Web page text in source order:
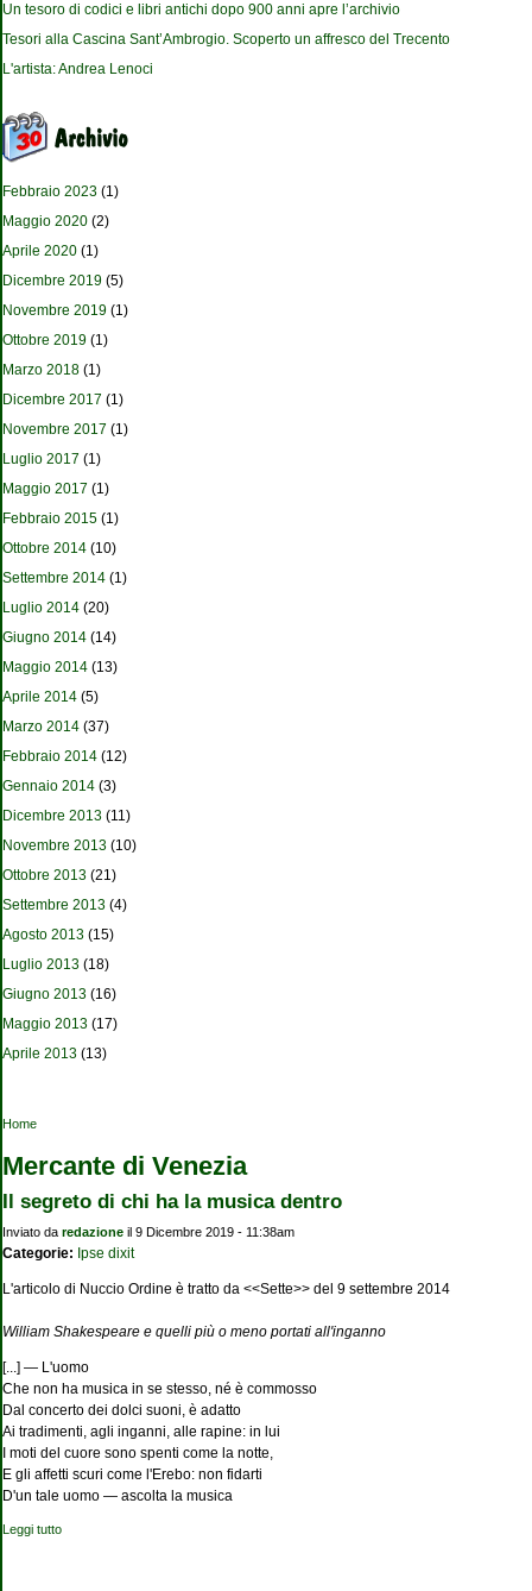
Un tesoro di codici e libri antichi dopo 900 anni apre l’archivio
Tesori alla Cascina Sant’Ambrogio. Scoperto un affresco del Trecento
L'artista: Andrea Lenoci
Febbraio 2023 (1)
Maggio 2020 (2)
Aprile 2020 (1)
Dicembre 2019 (5)
Novembre 2019 (1)
Ottobre 2019 (1)
Marzo 2018 (1)
Dicembre 2017 (1)
Novembre 2017 (1)
Luglio 2017 (1)
Maggio 2017 (1)
Febbraio 2015 (1)
Ottobre 2014 (10)
Settembre 2014 (1)
Luglio 2014 (20)
Giugno 2014 (14)
Maggio 2014 (13)
Aprile 2014 (5)
Marzo 2014 (37)
Febbraio 2014 (12)
Gennaio 2014 (3)
Dicembre 2013 (11)
Novembre 2013 (10)
Ottobre 2013 (21)
Settembre 2013 (4)
Agosto 2013 (15)
Luglio 2013 (18)
Giugno 2013 (16)
Maggio 2013 (17)
Aprile 2013 (13)
Tu sei qui
Home
Mercante di Venezia
Il segreto di chi ha la musica dentro
Inviato da redazione il 9 Dicembre 2019 - 11:38am
Categorie: Ipse dixit
L'articolo di Nuccio Ordine è tratto da <<Sette>> del 9 settembre 2014
William Shakespeare e quelli più o meno portati all'inganno
[...] — L'uomo
Che non ha musica in se stesso, né è commosso
Dal concerto dei dolci suoni, è adatto
Ai tradimenti, agli inganni, alle rapine: in lui
I moti del cuore sono spenti come la notte,
E gli affetti scuri come l'Erebo: non fidarti
D'un tale uomo — ascolta la musica
Leggi tutto